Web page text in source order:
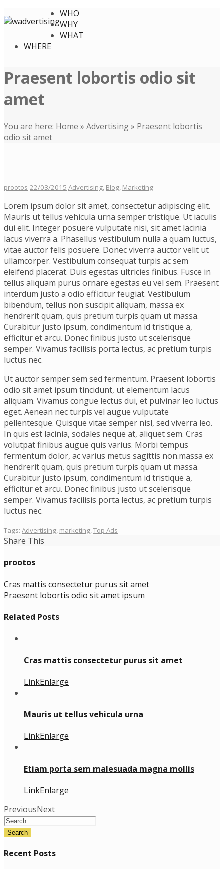
WHO
WHY
WHAT
WHERE
Praesent lobortis odio sit
amet
You are here: Home » Advertising» Praesent lobortis
odio sit amet
prootos 22/03/2015 Advertising, Blog, Marketing
Lorem ipsum dolor sit amet, consectetur adipiscing elit.
Mauris ut tellus vehicula urna semper tristique. Ut iaculis
dui elit. Integer posuere vulputate nisi, sit amet lacinia
lacus viverra a. Phasellus vestibulum nulla a quam luctus,
vitae auctor felis posuere. Donec viverra auctor velit ut
ullamcorper. Vestibulum consequat turpis ac sem
eleifend placerat. Duis egestas ultricies finibus. Fusce in
tellus aliquam purus ornare egestas eu vel sem. Praesent
interdum justo a odio efficitur feugiat. Vestibulum
bibendum, tellus non suscipit aliquam, massa ex
hendrerit quam, quis pretium turpis quam ut massa.
Curabitur justo ipsum, condimentum id tristique a,
efficitur et arcu. Donec finibus justo ut scelerisque
semper. Vivamus facilisis porta lectus, ac pretium turpis
luctus nec.
Ut auctor semper sem sed fermentum. Praesent lobortis
odio sit amet ipsum tincidunt, ut elementum lacus
aliquam. Vivamus congue lectus dui, et pulvinar leo luctus
eget. Aenean nec turpis vel augue vulputate
pellentesque. Quisque vitae semper nisl, sed viverra leo.
In quis est lacinia, sodales neque at, aliquet sem. Cras
volutpat finibus augue quis varius. Morbi tempus
fermentum dolor, ac varius metus sagittis non.massa ex
hendrerit quam, quis pretium turpis quam ut massa.
Curabitur justo ipsum, condimentum id tristique a,
efficitur et arcu. Donec finibus justo ut scelerisque
semper. Vivamus facilisis porta lectus, ac pretium turpis
luctus nec.
Tags: Advertising, marketing,Top Ads
Share This
prootos
Cras mattis consectetur purus sit amet
Praesent lobortis odio sit amet ipsum
Related Posts
Cras mattis consectetur purus sit amet
LinkEnlarge
Mauris ut tellus vehicula urna
LinkEnlarge
Etiam porta sem malesuada magna mollis
LinkEnlarge
PreviousNext
Recent Posts